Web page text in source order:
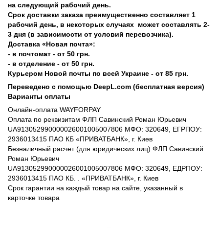
на следующий рабочий день.
Срок доставки заказа преимущественно составляет 1
рабочий день, в некоторых случаях может составлять 2-
3 дня (в зависимости от условий перевозчика).
Доставка «Новая почта»:
- в почтомат - от 50 грн.
- в отделение - от 50 грн.
Курьером Новой почты по всей Украине - от 85 грн.
Переведено с помощью DeepL.com (бесплатная версия)
Варианты оплаты
Онлайн-оплата WAYFORPAY
Оплата по реквизитам ФЛП Савинский Роман Юрьевич
UA913052990000026001005007806 МФО: 320649, ЕГРПОУ:
2936013415 ПАО КБ «ПРИВАТБАНК», г. Киев
Безналичный расчет (для юридических лиц) ФЛП Савинский
Роман Юрьевич
UA913052990000026001005007806 МФО: 320649, ЕДРПОУ:
2936013415 ПАО КБ. . «ПРИВАТБАНК», г. Киев
Срок гарантии на каждый товар на сайте, указанный в
карточке товара